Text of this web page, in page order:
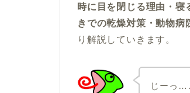
時に目を閉じる理由・寝
きでの乾燥対策・動物病
り解説していきます。
じーっ